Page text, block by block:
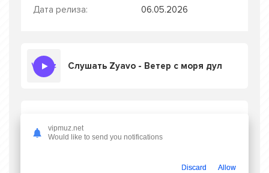
Дата релиза:
06.05.2026
Слушать Zyavo - Ветер с моря дул
в mp3 или слушать онлайн бесплатно
vipmuz.net
Would like to send you notifications
Discard Allow